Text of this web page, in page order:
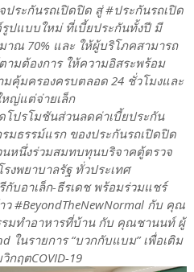
ระกันรถเปิดปิด สู่ #ประกันรถเปิด
ปแบบใหม่ ที่เบี้ยประกันทั้งปี มี
าณ 70% และ ให้ผู้บริโภคสามารถ
ามต้องการ ให้ความอิสระพร้อม
คุ้มครองครบตลอด 24 ชั่วโมงและ
ญ่แต่จ่ายเล็ก
ปรโมชันส่วนลดค่าเบี้ยประกัน
มธรรม์แรก ของประกันรถเปิดปิด
หนึ่งร่วมสมทบทุนบริจาคตู้ตรวจ
รงพยาบาลรัฐ ทั่วประเทศ
บอาเล็ก-ธีรเดช พร้อมร่วมแชร์
#BeyondTheNewNormal กับ คุณ
รรมทำอาหารที่บ้าน กับ คุณชานนท์ ผู้
ในรายการ “บวกกับแบม” เพื่อเติม
กฤตCOVID-19